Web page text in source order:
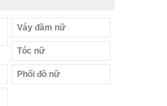
Váy đầm nữ
Tóc nữ
Phối đồ nữ